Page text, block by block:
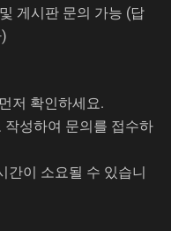
게시판 문의 가능 (답
저 확인하세요.
성하여 문의를 접수하
간이 소요될 수 있습니